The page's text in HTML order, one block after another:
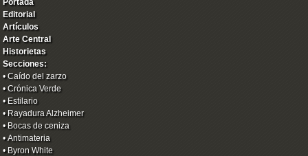
Portada
Editorial
Artículos
Arte Central
Historietas
Secciones:
•Caído del zarzo
•Crónica Verde
• Estilario
• Rayadura Alzheimer
• Bocas de ceniza
•Antimateria
• Byron White